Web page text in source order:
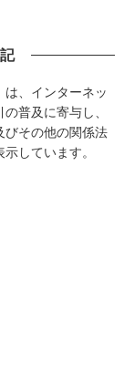
、インターネッ
普及に寄与し、
びその他の関係法
しています。